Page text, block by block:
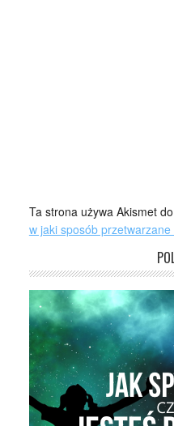
Ta strona używa Akismet
w jaki sposób